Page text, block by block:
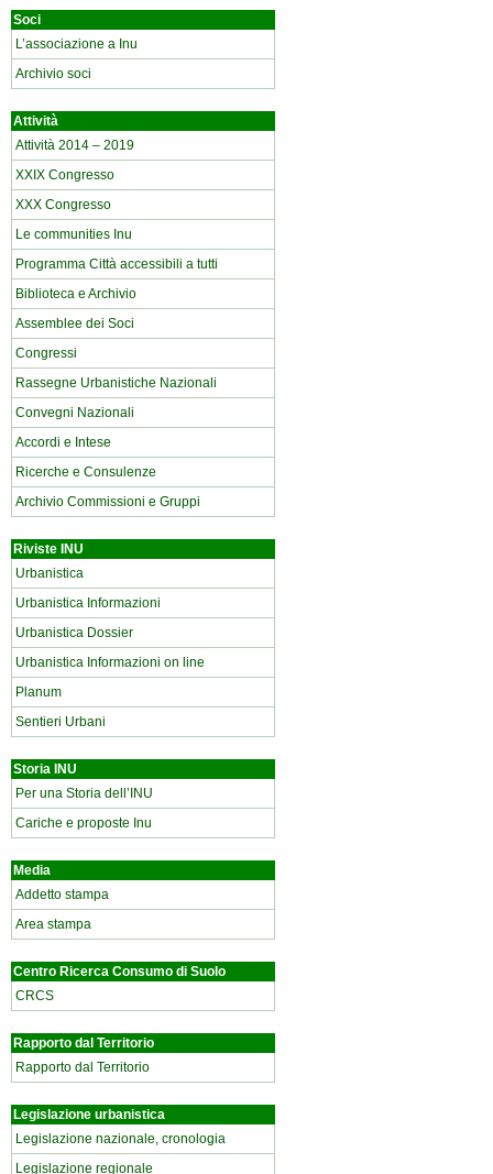
Soci
L’associazione a Inu
Archivio soci
Attività
Attività 2014 – 2019
XXIX Congresso
XXX Congresso
Le communities Inu
Programma Città accessibili a tutti
Biblioteca e Archivio
Assemblee dei Soci
Congressi
Rassegne Urbanistiche Nazionali
Convegni Nazionali
Accordi e Intese
Ricerche e Consulenze
Archivio Commissioni e Gruppi
Riviste INU
Urbanistica
Urbanistica Informazioni
Urbanistica Dossier
Urbanistica Informazioni on line
Planum
Sentieri Urbani
Storia INU
Per una Storia dell’INU
Cariche e proposte Inu
Media
Addetto stampa
Area stampa
Centro Ricerca Consumo di Suolo
CRCS
Rapporto dal Territorio
Rapporto dal Territorio
Legislazione urbanistica
Legislazione nazionale, cronologia
Legislazione regionale